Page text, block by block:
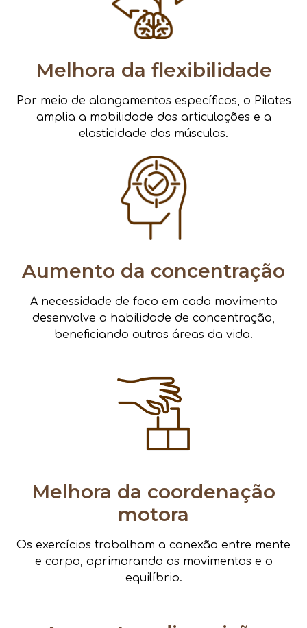
Melhora da flexibilidade
Por meio de alongamentos específicos, o Pilates
amplia a mobilidade das articulações e a
elasticidade dos músculos.
Aumento da concentração
A necessidade de foco em cada movimento
desenvolve a habilidade de concentração,
beneficiando outras áreas da vida.
Melhora da coordenação
motora
Os exercícios trabalham a conexão entre mente
e corpo, aprimorando os movimentos e o
equilíbrio.